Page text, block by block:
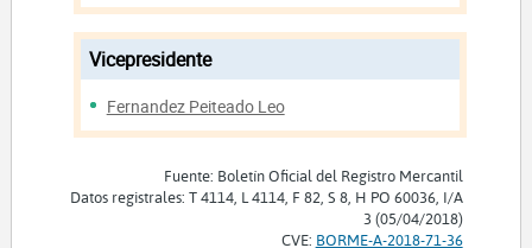
Vicepresidente
Fernandez Peiteado Leo
Fuente: Boletín Oficial del Registro Mercantil
Datos registrales: T 4114, L 4114, F 82, S 8, H PO 60036, I/A
3 (05/04/2018)
CVE: BORME-A-2018-71-36